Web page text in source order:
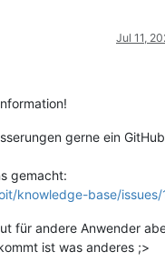
Jul 11,
gerne ein
gemacht:
knowledge-base/issues/
für andere Anwender
ist was anderes ;>